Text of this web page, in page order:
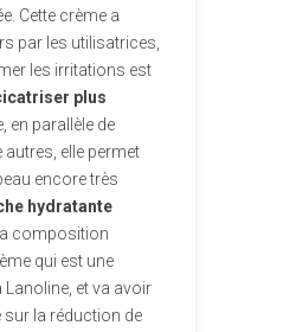
Cette crème a
par les utilisatrices,
les irritations est
plus
en parallèle de
autres, elle permet
encore très
hydratante
composition
qui est une
Lanoline, et va avoir
sur la réduction de